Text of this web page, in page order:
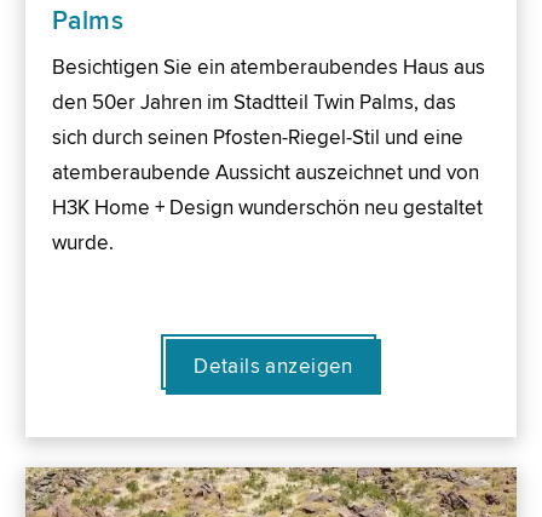
Palms
Besichtigen Sie ein atemberaubendes Haus aus
den 50er Jahren im Stadtteil Twin Palms, das
sich durch seinen Pfosten-Riegel-Stil und eine
atemberaubende Aussicht auszeichnet und von
H3K Home + Design wunderschön neu gestaltet
wurde.
Details anzeigen